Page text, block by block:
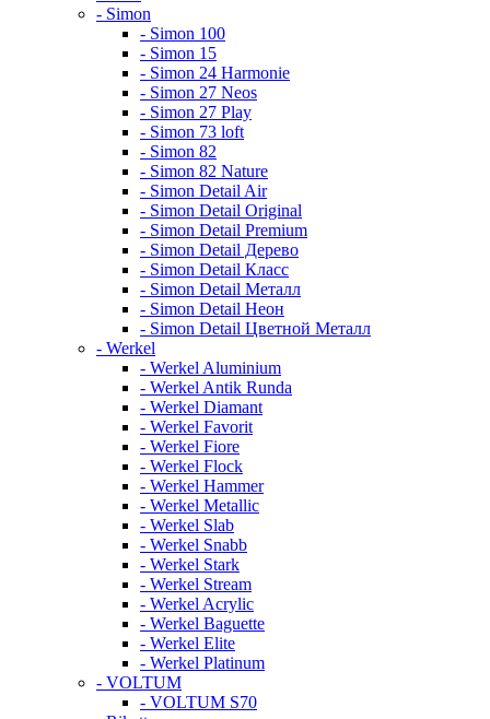
- Simon
- Simon 100
- Simon 15
- Simon 24 Harmonie
- Simon 27 Neos
- Simon 27 Play
- Simon 73 loft
- Simon 82
- Simon 82 Nature
- Simon Detail Air
- Simon Detail Original
- Simon Detail Premium
- Simon Detail Дерево
- Simon Detail Класс
- Simon Detail Металл
- Simon Detail Неон
- Simon Detail Цветной Металл
- Werkel
- Werkel Aluminium
- Werkel Antik Runda
- Werkel Diamant
- Werkel Favorit
- Werkel Fiore
- Werkel Flock
- Werkel Hammer
- Werkel Metallic
- Werkel Slab
- Werkel Snabb
- Werkel Stark
- Werkel Stream
- Werkel Acrylic
- Werkel Baguette
- Werkel Elite
- Werkel Platinum
- VOLTUM
- VOLTUM S70